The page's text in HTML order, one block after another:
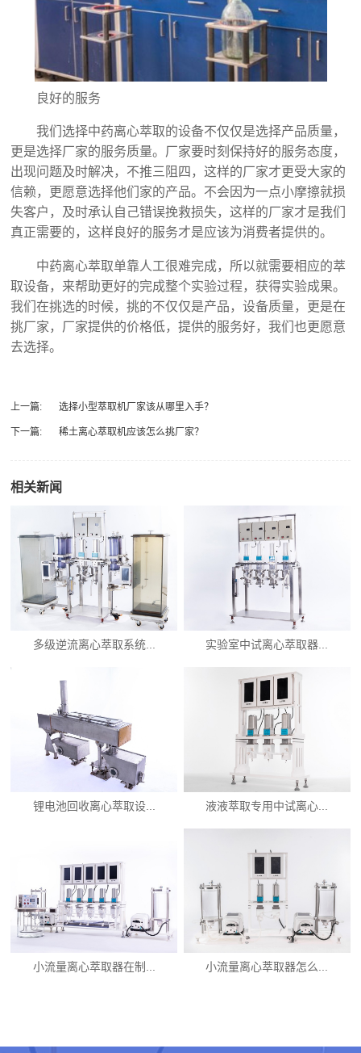
良好的服务
我们选择中药离心萃取的设备不仅仅是选择产品质量，
更是选择厂家的服务质量。厂家要时刻保持好的服务态度，
出现问题及时解决，不推三阻四，这样的厂家才更受大家的
信赖，更愿意选择他们家的产品。不会因为一点小摩擦就损
失客户，及时承认自己错误挽救损失，这样的厂家才是我们
真正需要的，这样良好的服务才是应该为消费者提供的。
中药离心萃取单靠人工很难完成，所以就需要相应的萃
取设备，来帮助更好的完成整个实验过程，获得实验成果。
我们在挑选的时候，挑的不仅仅是产品，设备质量，更是在
挑厂家，厂家提供的价格低，提供的服务好，我们也更愿意
去选择。
上一篇: 选择小型萃取机厂家该从哪里入手？
下一篇: 稀土离心萃取机应该怎么挑厂家？
相关新闻
多级逆流离心萃取系统... 实验室中试离心萃取器...
锂电池回收离心萃取设... 液液萃取专用中试离心...
小流量离心萃取器在制... 小流量离心萃取器怎么...